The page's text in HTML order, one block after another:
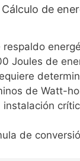
de
respaldo
Joules de
de Watt-
de